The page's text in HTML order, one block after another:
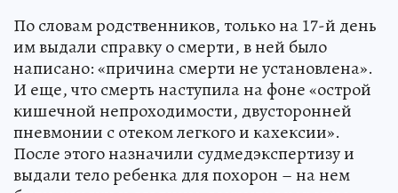
По словам родственников, только на 17-й день
им выдали справку о смерти, в ней было
написано: «причина смерти не установлена».
И еще, что смерть наступила на фоне «острой
кишечной непроходимости, двусторонней
пневмонии с отеком легкого и кахексии».
После этого назначили судмедэкспертизу и
выдали тело ребенка для похорон – на нем